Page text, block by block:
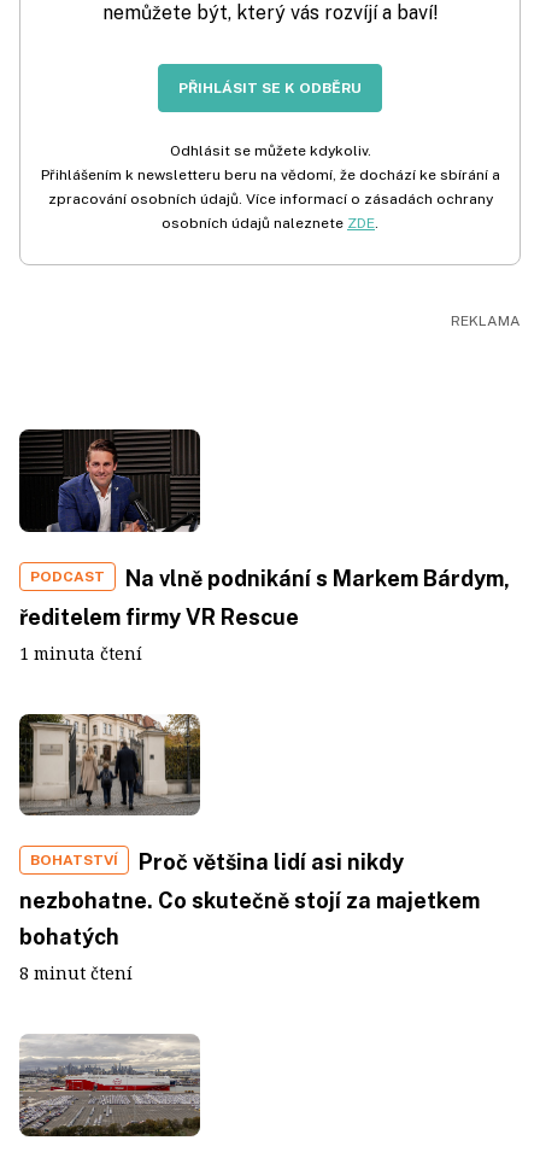
nemůžete být, který vás rozvíjí a baví!
PŘIHLÁSIT SE K ODBĚRU
Odhlásit se můžete kdykoliv.
Přihlášením k newsletteru beru na vědomí, že dochází ke sbírání a
zpracování osobních údajů. Více informací o zásadách ochrany
osobních údajů naleznete ZDE.
PODCAST
Na vlně podnikání s Markem Bárdym,
ředitelem firmy VR Rescue
1 minuta čtení
BOHATSTVÍ
Proč většina lidí asi nikdy
nezbohatne. Co skutečně stojí za majetkem
bohatých
8 minut čtení